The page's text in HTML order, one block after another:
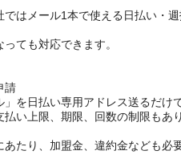
ではメール1本で使える日払い・
ても対応できます。
請
」を日払い専用アドレス送るだけ
い上限、期限、回数の制限もあ
たり、加盟金、違約金なども必